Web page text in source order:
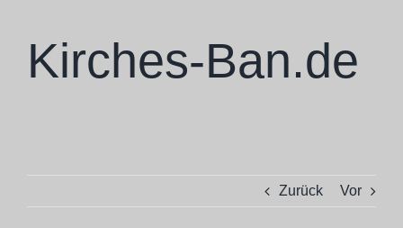
springenKirches-Ban.de
Zurück Vor